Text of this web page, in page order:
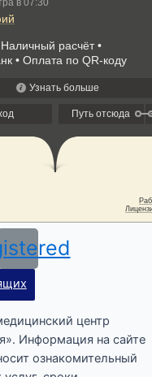
центр
Информация на сайте
ознакомительный